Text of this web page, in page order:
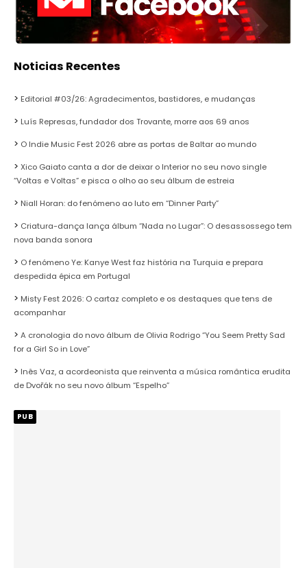
Noticias Recentes
Editorial #03/26: Agradecimentos, bastidores, e mudanças
Luís Represas, fundador dos Trovante, morre aos 69 anos
O Indie Music Fest 2026 abre as portas de Baltar ao mundo
Xico Gaiato canta a dor de deixar o Interior no seu novo single
“Voltas e Voltas” e pisca o olho ao seu álbum de estreia
Niall Horan: do fenómeno ao luto em “Dinner Party”
Criatura-dança lança álbum “Nada no Lugar”: O desassossego tem
nova banda sonora
O fenómeno Ye: Kanye West faz história na Turquia e prepara
despedida épica em Portugal
Misty Fest 2026: O cartaz completo e os destaques que tens de
acompanhar
A cronologia do novo álbum de Olivia Rodrigo “You Seem Pretty Sad
for a Girl So in Love”
Inês Vaz, a acordeonista que reinventa a música romântica erudita
de Dvořák no seu novo álbum “Espelho”
PUB